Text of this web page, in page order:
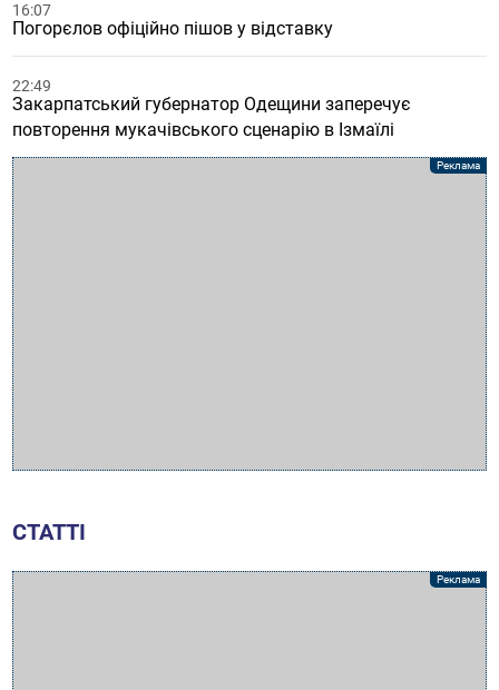
16:07
Погорєлов офіційно пішов у відставку
22:49
Закарпатський губернатор Одещини заперечує
повторення мукачівського сценарію в Ізмаїлі
СТАТТІ